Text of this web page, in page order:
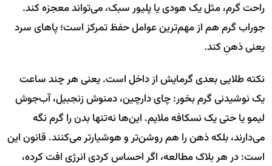
راحت گرم، مثل یک هودی یا پلیور سبک، می‌تواند معجزه کند.
جوراب گرم هم از مهم‌ترین عوامل حفظ تمرکز است؛ پاهای سرد
یعنی ذهنِ کند.
نکته طلایی بعدی گرمایش از داخل است. یعنی هر چند ساعت
یک نوشیدنی گرم بخور: چای دارچین، دمنوش زنجبیل، آب‌جوش
لیمو یا حتی یک نسکافه ملایم. این‌ها نه‌تنها بدن را گرم نگه
می‌دارند، بلکه ذهن را هم روشن‌تر و هوشیارتر می‌کنند. قانون این
است: در هر بلاک مطالعه، اگر احساس کردی انرژی افت کرده،